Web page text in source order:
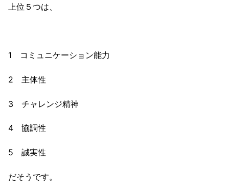
上位５つは、
1 コミュニケーション能力
2 主体性
3 チャレンジ精神
4 協調性
5 誠実性
だそうです。